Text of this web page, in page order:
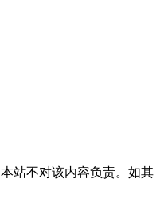
站不对该内容负责。如其